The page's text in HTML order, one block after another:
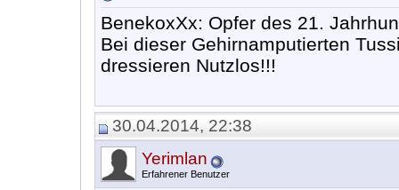
BenekoxXx: Opfer des 21.
Bei dieser Gehirnamputierten
dressieren Nutzlos!!!
30.04.2014, 22:38
Yerimlan
Erfahrener Benutzer